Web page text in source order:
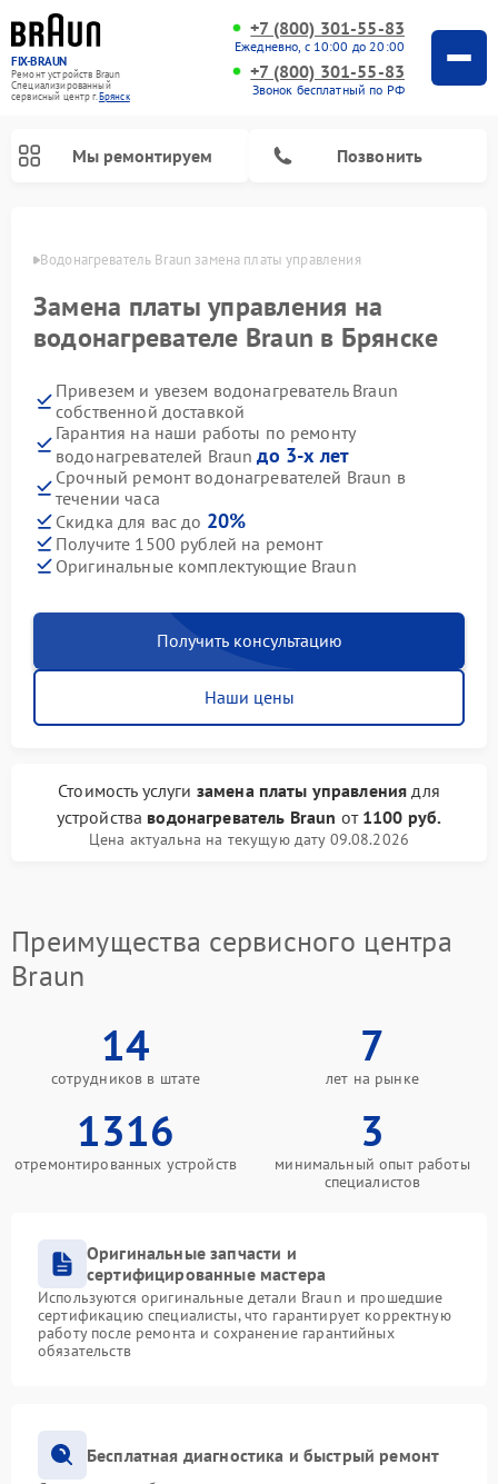
FIX-BRAUN
Ремонт устройств Braun
Специализированный
cервисный центр г.Брянск
+7 (800) 301-55-83
Ежедневно, с 10:00 до 20:00
+7 (800) 301-55-83
Звонок бесплатный по РФ
Мы ремонтируем Позвонить
Водонагреватель Braun замена платы управления
Замена платы управления на
водонагревателе Braun в Брянске
Привезем и увезем водонагреватель Braun
собственной доставкой
Гарантия на наши работы по ремонту
водонагревателей Braunдо 3-х лет
Срочный ремонт водонагревателей Braun в
течении часа
Скидка для вас до 20%
Получите 1500 рублей на ремонт
Оригинальные комплектующие Braun
Получить консультацию
Наши цены
Стоимость услуги замена платы управления для
устройства водонагреватель Braun от 1100 руб.
Цена актуальна на текущую дату 09.08.2026
Преимущества сервисного центра
Braun
14
сотрудников в штате
7
лет на рынке
1316
отремонтированных устройств
3
минимальный опыт работы
специалистов
Оригинальные запчасти и
сертифицированные мастера
Используются оригинальные детали Braun и прошедшие
сертификацию специалисты, что гарантирует корректную
работу после ремонта и сохранение гарантийных
обязательств
Бесплатная диагностика и быстрый ремонт